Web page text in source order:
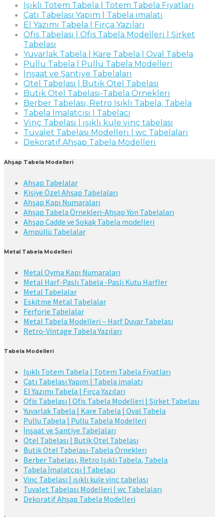
Işıklı Totem Tabela | Totem Tabela Fiyatları
Çatı Tabelası Yapım | Tabela imalatı
El Yazımı Tabela | Fırça Yazıları
Ofis Tabelası | Ofis Tabela Modelleri | Şirket
Tabelası
Yuvarlak Tabela | Kare Tabela | Oval Tabela
Pullu Tabela | Pullu Tabela Modelleri
İnşaat ve Şantiye Tabelaları
Otel Tabelası | Butik Otel Tabelası
Butik Otel Tabelası-Tabela Örnekleri
Berber Tabelası, Retro Işıklı Tabela, Tabela
Tabela İmalatçısı | Tabelacı
Vinç Tabelası | ışıklı kule vinç tabelası
Tuvalet Tabelası Modelleri | wc Tabelaları
Dekoratif Ahşap Tabela Modelleri
Ahşap Tabela Modelleri
Ahşap Tabelalar
Kişiye Özel Ahşap Tabelaları
Ahşap Kapı Numaraları
Ahşap Tabela Örnekleri-Ahşap Yön Tabelaları
Ahşap Cadde ve Sokak Tabela modelleri
Ampüllü Tabelalar
Metal Tabela Modelleri
Metal Oyma Kapı Numaraları
Metal Harf-Paslı Tabela -Paslı Kutu Harfler
Metal Tabelalar
Eskitme Metal Tabelalar
Ferforje Tabelalar
Metal Tabela Modelleri – Harf Duvar Tabelası
Retro-Vintage Tabela Yazıları
Tabela Modelleri
Işıklı Totem Tabela | Totem Tabela Fiyatları
Çatı Tabelası Yapım | Tabela imalatı
El Yazımı Tabela | Fırça Yazıları
Ofis Tabelası | Ofis Tabela Modelleri | Şirket Tabelası
Yuvarlak Tabela | Kare Tabela | Oval Tabela
Pullu Tabela | Pullu Tabela Modelleri
İnşaat ve Şantiye Tabelaları
Otel Tabelası | Butik Otel Tabelası
Butik Otel Tabelası-Tabela Örnekleri
Berber Tabelası, Retro Işıklı Tabela, Tabela
Tabela İmalatçısı | Tabelacı
Vinç Tabelası | ışıklı kule vinç tabelası
Tuvalet Tabelası Modelleri | wc Tabelaları
Dekoratif Ahşap Tabela Modelleri